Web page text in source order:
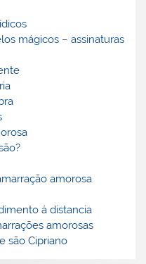
mágicos – assinaturas
amorosa
á distancia
amorosas
são Cipriano